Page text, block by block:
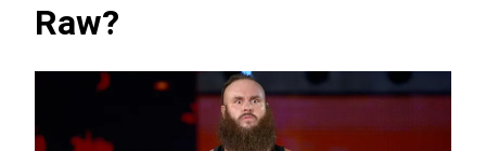
Raw?